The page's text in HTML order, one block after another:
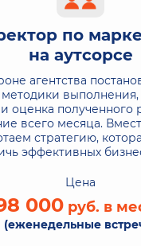
по
на аутсорсе
агентства
оценка полученного
всего месяца.
стратегию,
эффективных
Цена
000 руб. в
(еженедельные